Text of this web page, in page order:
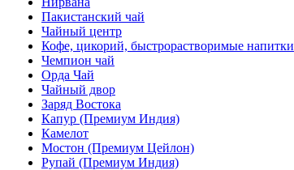
Пакистанский чай
Чайный центр
Кофе, цикорий, быстрорастворимые напитки
Чемпион чай
Орда Чай
Чайный двор
Заряд Востока
Капур (Премиум Индия)
Камелот
Мостон (Премиум Цейлон)
Рупай (Премиум Индия)